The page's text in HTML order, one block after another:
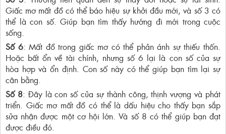
Giấc mơ mất đồ có thể báo hiệu sự khởi đầu mới, và số 3 có
thể là con số. Giúp bạn tìm thấy hướng đi mới trong cuộc
sống.
Số 6: Mất đồ trong giấc mơ có thể phản ánh sự thiếu thốn.
Hoặc bất ổn về tài chính, nhưng số 6 lại là con số của sự
hòa hợp và ổn định. Con số này có thể giúp bạn tìm lại sự
cân bằng.
Số 8: Đây là con số của sự thành công, thịnh vượng và phát
triển. Giấc mơ mất đồ có thể là dấu hiệu cho thấy bạn sắp
sửa nhận được một cơ hội lớn. Và số 8 có thể giúp bạn đạt
được điều đó.